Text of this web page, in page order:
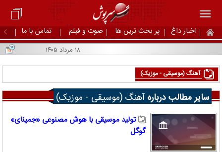
اخبار داغ پر بحث ترین ها صوت و فیلم تماس با ما
۱۸ مرداد ۱۴۰۵
آهنگ (موسیقی - موزیک)
سایر مطالب دربارهآهنگ (موسیقی - موزیک)
تولید موسیقی با هوش مصنوعی «جمینای»
گوگل